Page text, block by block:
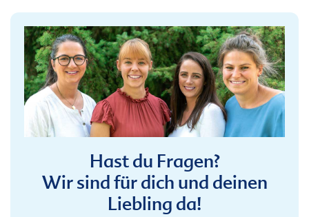
Hast du Fragen?
Wir sind für dich und deinen
Liebling da!